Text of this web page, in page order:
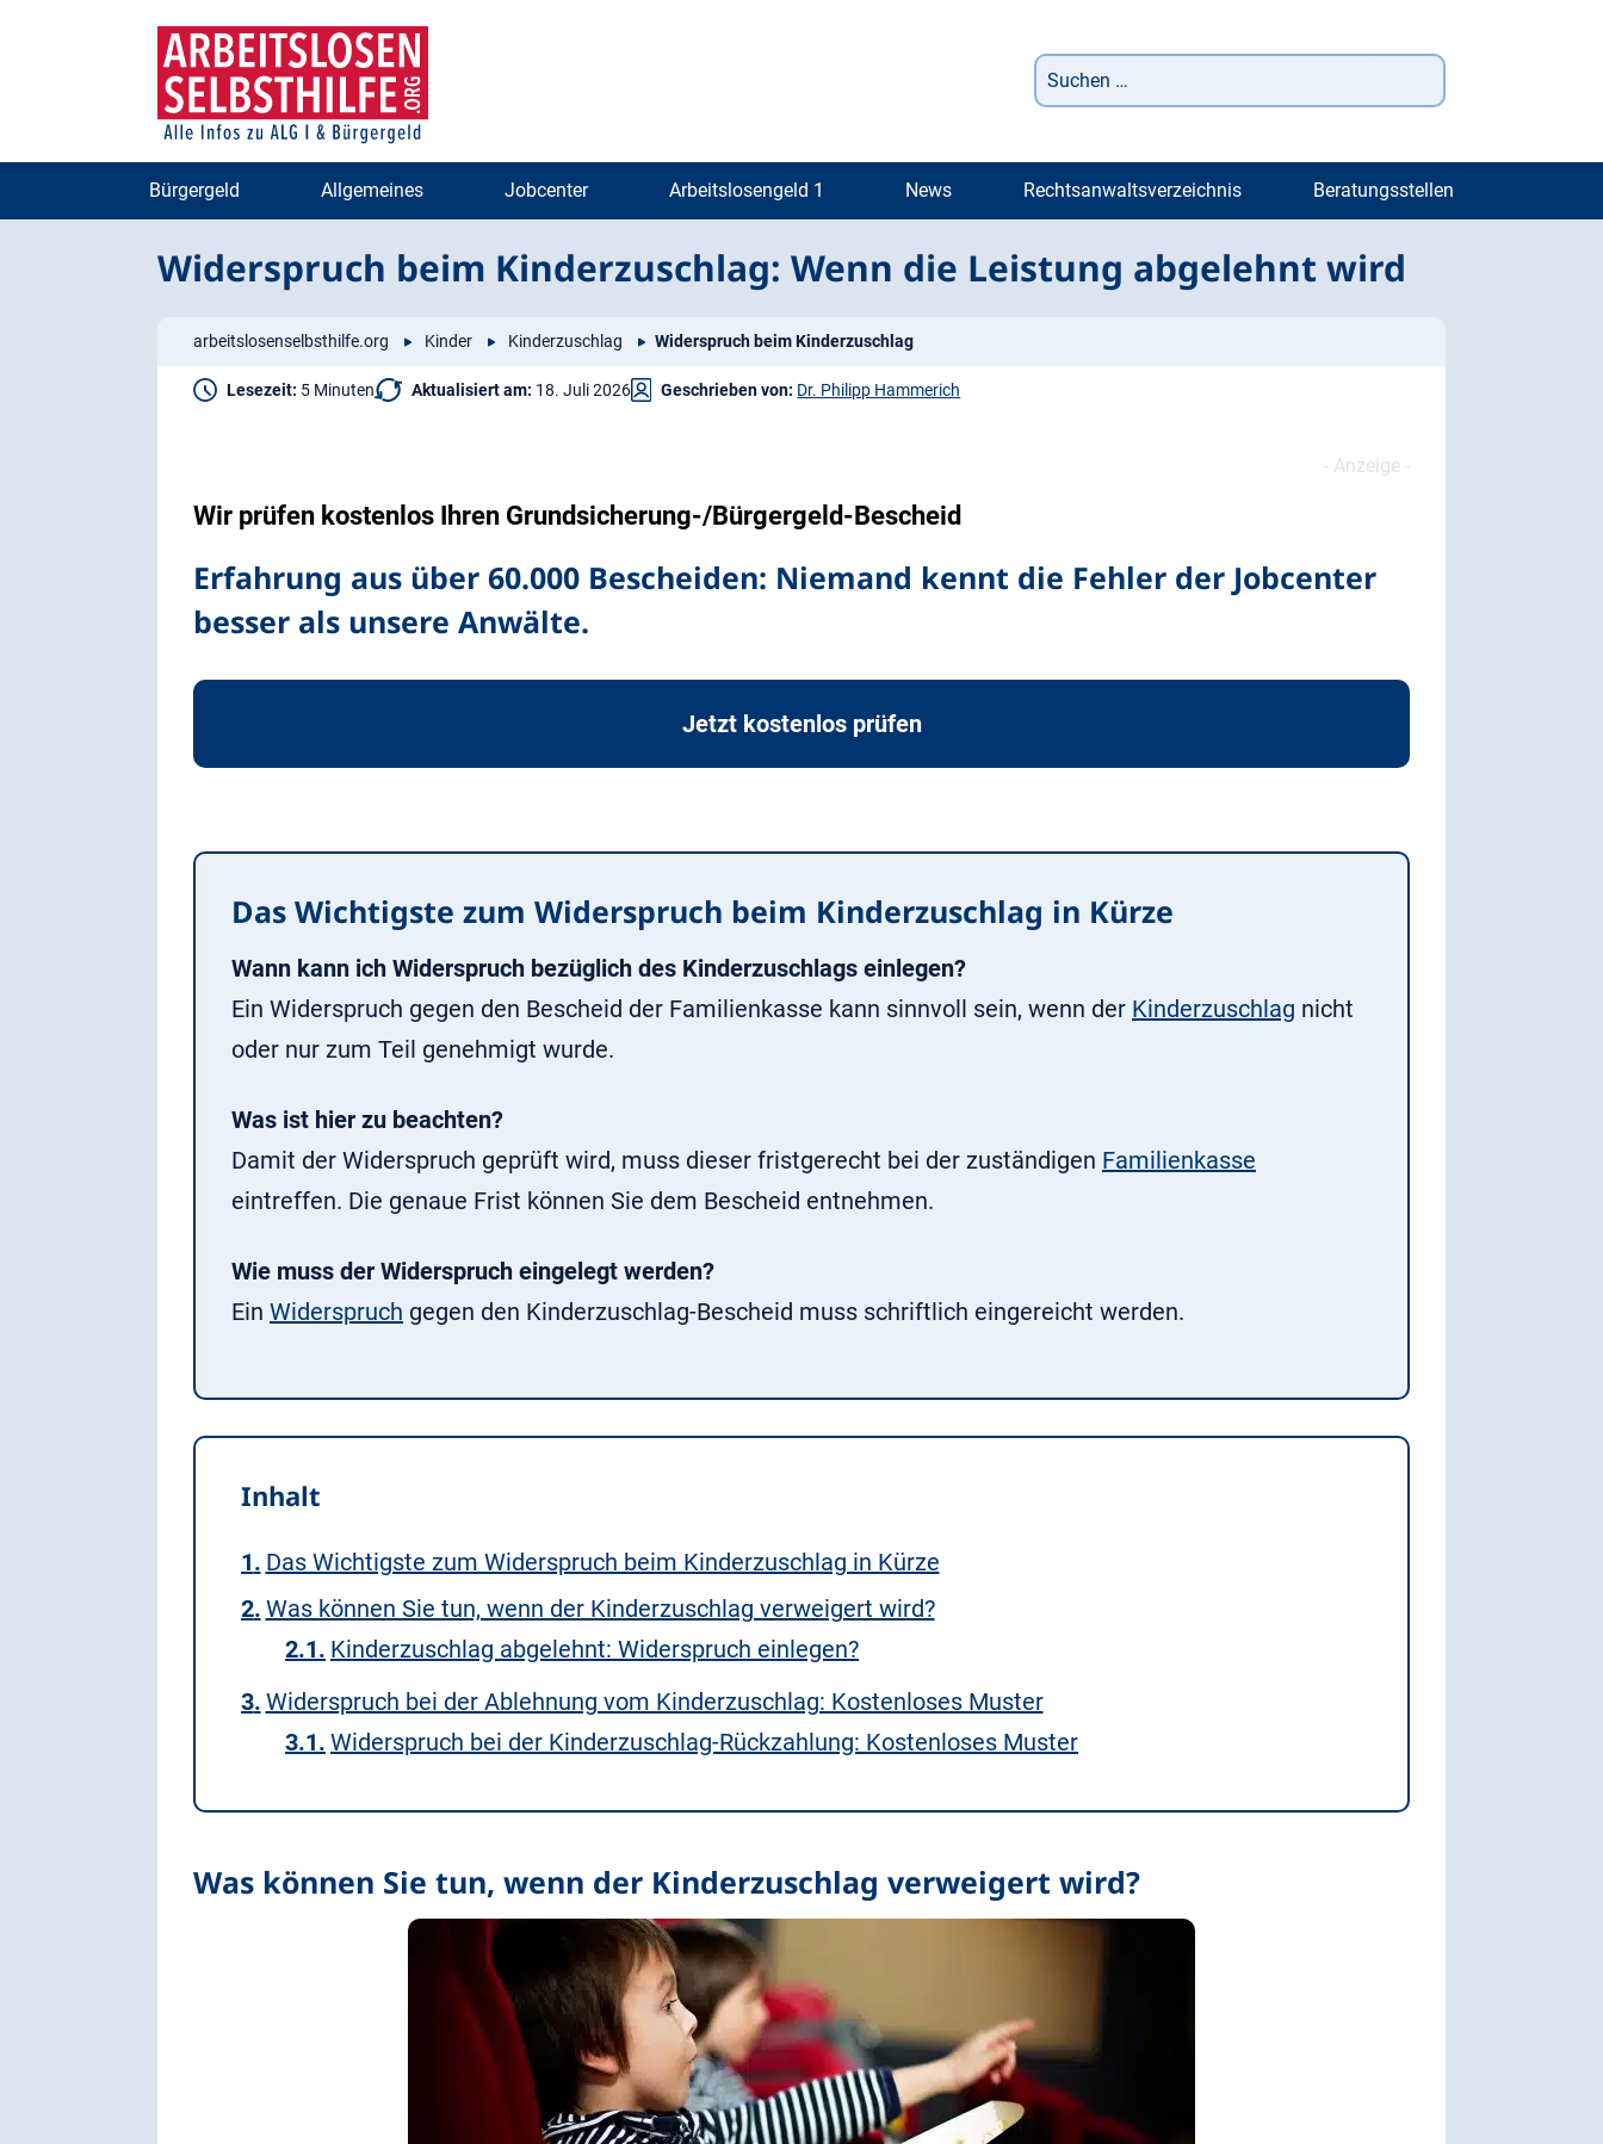
Bürgergeld Allgemeines Jobcenter Arbeitslosengeld 1 News Rechtsanwaltsverzeichnis Beratungsstellen
Widerspruch beim Kinderzuschlag: Wenn die Leistung abgelehnt wird
arbeitslosenselbsthilfe.org Kinder Kinderzuschlag Widerspruch beim Kinderzuschlag
Lesezeit: 5 Minuten Aktualisiert am: 18. Juli 2026 Geschrieben von: Dr. Philipp Hammerich
Wir prüfen kostenlos Ihren Grundsicherung-/Bürgergeld-Bescheid
Erfahrung aus über 60.000 Bescheiden: Niemand kennt die Fehler der Jobcenter
besser als unsere Anwälte.
Jetzt kostenlos prüfen
Das Wichtigste zum Widerspruch beim Kinderzuschlag in Kürze
Wann kann ich Widerspruch bezüglich des Kinderzuschlags einlegen?
Ein Widerspruch gegen den Bescheid der Familienkasse kann sinnvoll sein, wenn der Kinderzuschlag nicht
oder nur zum Teil genehmigt wurde.
Was ist hier zu beachten?
Damit der Widerspruch geprüft wird, muss dieser fristgerecht bei der zuständigen Familienkasse
eintreffen. Die genaue Frist können Sie dem Bescheid entnehmen.
Wie muss der Widerspruch eingelegt werden?
Ein Widerspruch gegen den Kinderzuschlag-Bescheid muss schriftlich eingereicht werden.
Inhalt
Das Wichtigste zum Widerspruch beim Kinderzuschlag in Kürze
Was können Sie tun, wenn der Kinderzuschlag verweigert wird?
Kinderzuschlag abgelehnt: Widerspruch einlegen?
Widerspruch bei der Ablehnung vom Kinderzuschlag: Kostenloses Muster
Widerspruch bei der Kinderzuschlag-Rückzahlung: Kostenloses Muster
Was können Sie tun, wenn der Kinderzuschlag verweigert wird?